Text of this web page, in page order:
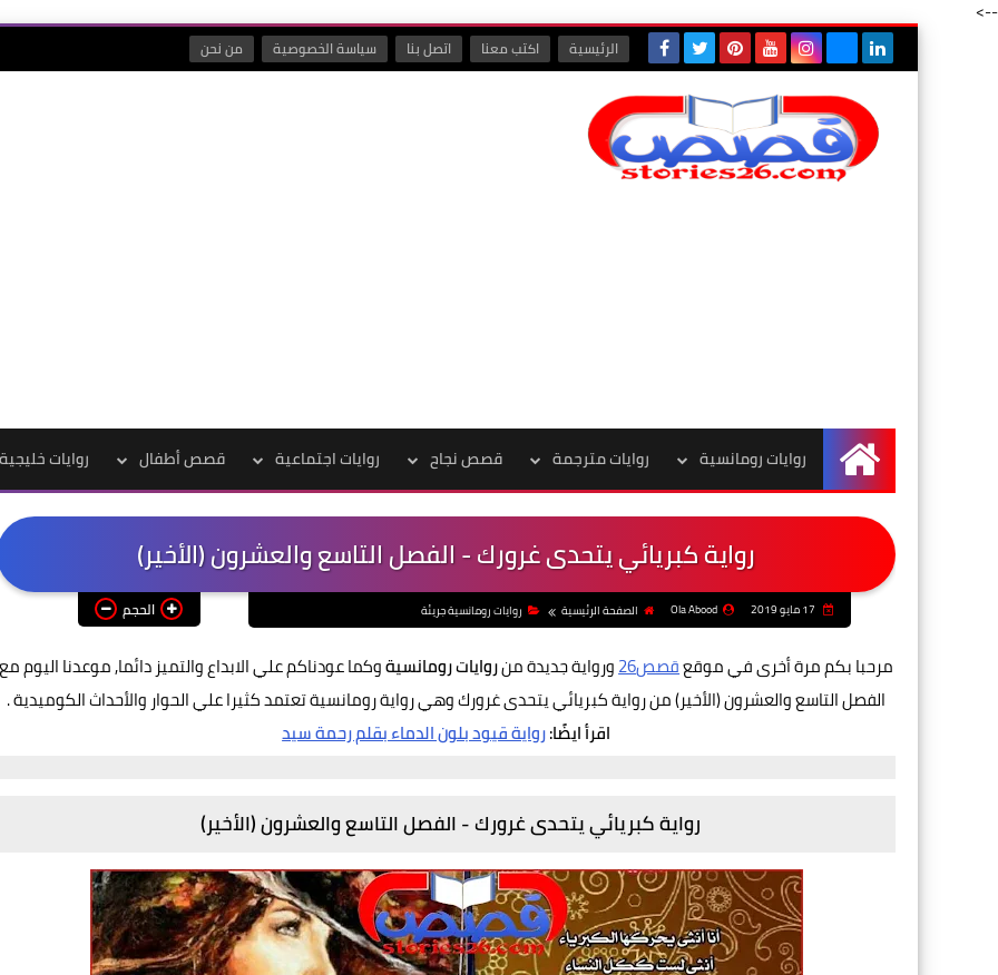
-->
الرئيسية اكتب معنا اتصل بنا سياسة الخصوصية من نحن
الرئيسية
روايات رومانسية روايات مترجمة قصص نجاح روايات اجتماعية قصص أطفال روايات خليجية
رواية كبريائي يتحدى غرورك - الفصل التاسع والعشرون (الأخير)
Ola Abood الصفحة الرئيسية روايات رومانسية جريئة الحجم
مرحبا بكم مرة أخرى في موقعقصص26 ورواية جديدة منروايات رومانسيةوكما عودناكم علي الابداع والتميز دائما, موعدنا اليوم مع
الفصل التاسع والعشرون (الأخير) من رواية كبريائي يتحدى غرورك وهي رواية رومانسية تعتمد كثيرا علي الحوار والأحداث الكوميدية .
اقرأ ايضًا:رواية قيود بلون الدماء بقلم رحمة سيد
رواية كبريائي يتحدى غرورك - الفصل التاسع والعشرون (الأخير)